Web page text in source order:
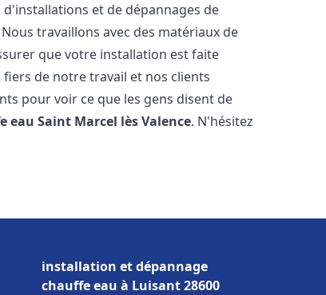
et de dépannages de
travaillons avec des matériaux de
que votre installation est faite
de notre travail et nos clients
pour voir ce que les gens disent de
eau Saint Marcel lès Valence. N'hésitez
installation et dépannage
chauffe eau à Luisant 28600